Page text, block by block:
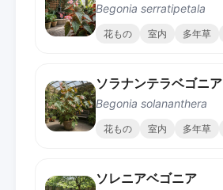
Begonia serratipetala
花もの 室内 多年草
ソラナンテラベゴニア
Begonia solananthera
花もの 室内 多年草
ソレニアベゴニア